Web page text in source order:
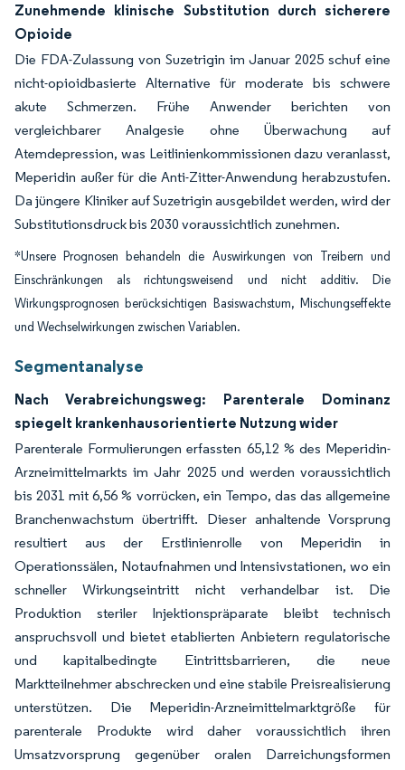
Zunehmende klinische Substitution durch sicherere
Opioide
Die FDA-Zulassung von Suzetrigin im Januar 2025 schuf eine
nicht-opioidbasierte Alternative für moderate bis schwere
akute Schmerzen. Frühe Anwender berichten von
vergleichbarer Analgesie ohne Überwachung auf
Atemdepression, was Leitlinienkommissionen dazu veranlasst,
Meperidin außer für die Anti-Zitter-Anwendung herabzustufen.
Da jüngere Kliniker auf Suzetrigin ausgebildet werden, wird der
Substitutionsdruck bis 2030 voraussichtlich zunehmen.
*Unsere Prognosen behandeln die Auswirkungen von Treibern und
Einschränkungen als richtungsweisend und nicht additiv. Die
Wirkungsprognosen berücksichtigen Basiswachstum, Mischungseffekte
und Wechselwirkungen zwischen Variablen.
Segmentanalyse
Nach Verabreichungsweg: Parenterale Dominanz
spiegelt krankenhausorientierte Nutzung wider
Parenterale Formulierungen erfassten 65,12 % des Meperidin-
Arzneimittelmarkts im Jahr 2025 und werden voraussichtlich
bis 2031 mit 6,56 % vorrücken, ein Tempo, das das allgemeine
Branchenwachstum übertrifft. Dieser anhaltende Vorsprung
resultiert aus der Erstlinienrolle von Meperidin in
Operationssälen, Notaufnahmen und Intensivstationen, wo ein
schneller Wirkungseintritt nicht verhandelbar ist. Die
Produktion steriler Injektionspräparate bleibt technisch
anspruchsvoll und bietet etablierten Anbietern regulatorische
und kapitalbedingte Eintrittsbarrieren, die neue
Marktteilnehmer abschrecken und eine stabile Preisrealisierung
unterstützen. Die Meperidin-Arzneimittelmarktgröße für
parenterale Produkte wird daher voraussichtlich ihren
Umsatzvorsprung gegenüber oralen Darreichungsformen